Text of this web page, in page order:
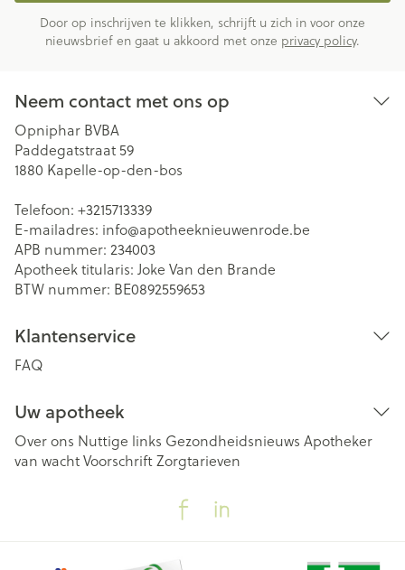
Door op inschrijven te klikken, schrijft u zich in voor onze
nieuwsbrief en gaat u akkoord met onze privacy policy.
Neem contact met ons op
Opniphar BVBA
Paddegatstraat 59
1880 Kapelle-op-den-bos
Telefoon: +3215713339
E-mailadres: info@apotheeknieuwenrode.be
APB nummer: 234003
Apotheek titularis: Joke Van den Brande
BTW nummer: BE0892559653
Klantenservice
FAQ
Uw apotheek
Over ons Nuttige links Gezondheidsnieuws Apotheker
van wachtVoorschriftZorgtarieven